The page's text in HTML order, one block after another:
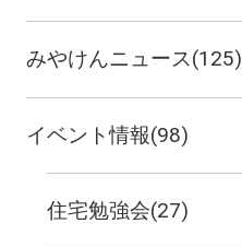
みやけんニュース(125)
イベント情報(98)
住宅勉強会(27)